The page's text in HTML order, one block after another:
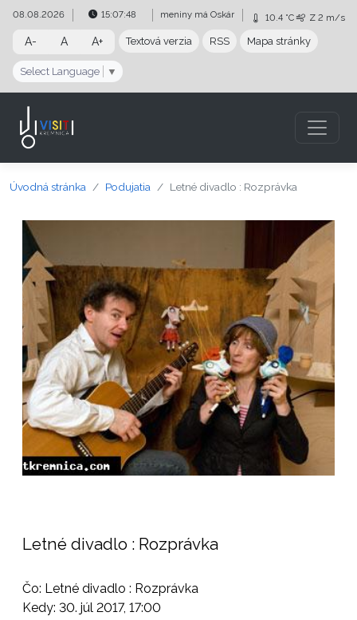
Preskočiť na obsah
Preskočiť na hlavné menu
08.08.2026 15:07:49 meniny máOskár 10.4 °C Z 2 m/s
A- A A+ Textová verzia RSS Mapa stránky
Select Language ▼
Úvodná stránka Podujatia Letné divadlo : Rozprávka
Letné divadlo : Rozprávka
Čo: Letné divadlo : Rozprávka
Kedy: 30. júl 2017, 17:00